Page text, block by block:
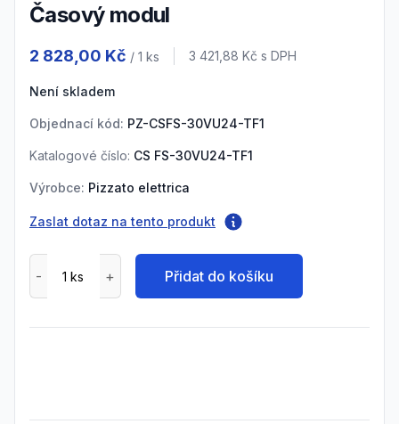
Časový modul
2 828,00 Kč / 1 ks Cena s DPH
3 421,88 Kč s DPH
Není skladem
Objednací kód: PZ-CSFS-30VU24-TF1
Katalogové číslo: CS FS-30VU24-TF1
Výrobce: Pizzato elettrica
Zaslat dotaz na tento produkt
Přidat do košíku